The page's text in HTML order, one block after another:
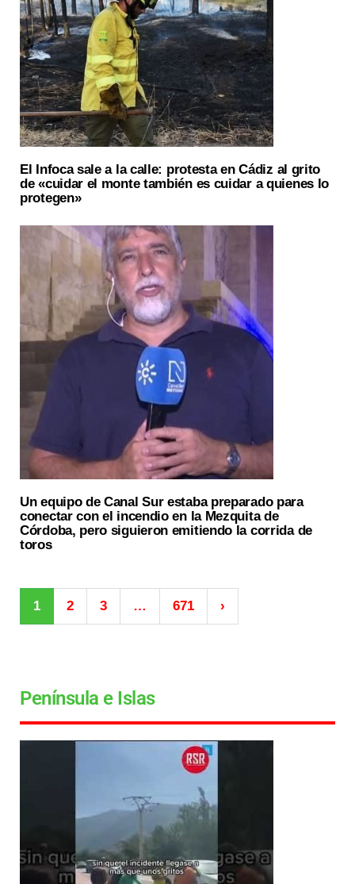
El Infoca sale a la calle: protesta en Cádiz al grito
de «cuidar el monte también es cuidar a quienes lo
protegen»
Un equipo de Canal Sur estaba preparado para
conectar con el incendio en la Mezquita de
Córdoba, pero siguieron emitiendo la corrida de
toros
1 2 3 … 671 ›
Península e Islas